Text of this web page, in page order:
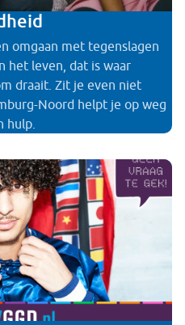
omgaan met tegenslagen
het leven, dat is waar
draait. Zit je even niet
Noord helpt je op weg
hulp.